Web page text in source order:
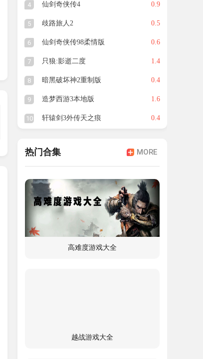
4 仙剑奇侠传4 0.9
5 歧路旅人2 0.5
6 仙剑奇侠传98柔情版 0.6
7 只狼:影逝二度 1.4
8 暗黑破坏神2重制版 0.4
9 造梦西游3本地版 1.6
10 轩辕剑3外传天之痕 0.4
热门合集 MORE
高难度游戏大全
越战游戏大全